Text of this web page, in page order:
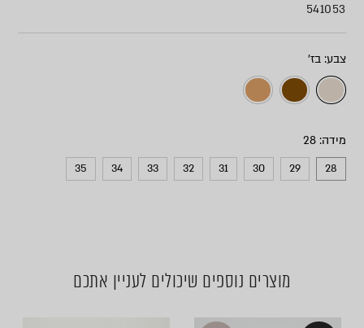
541053
צבע
מידה
28
29
30
31
32
33
34
35
מוצרים נוספים שיכולים לעניין אתכם